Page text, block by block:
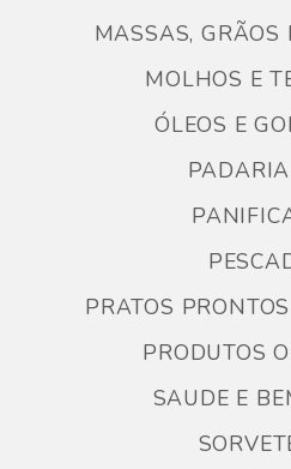
MASSAS, GRÃOS
MOLHOS E
ÓLEOS E
PRATOS
PRODUTOS
SAUDE E